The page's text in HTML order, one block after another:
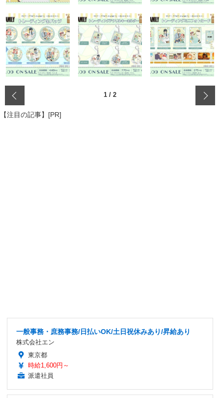
1 / 2
【注目の記事】[PR]
一般事務・庶務事務/日払いOK/土日祝休みあり/昇給あり
株式会社エン
東京都
時給1,600円～
派遣社員